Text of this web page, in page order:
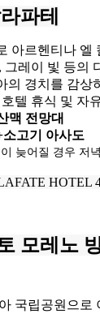
파테
아르헨티나 엘
그레이 빛 등의
의 경치를 감상
텔 휴식 및 자
맥 전망대
고기 아사도
늦어질 경우 저
HOTEL
모레노
국립공원으로